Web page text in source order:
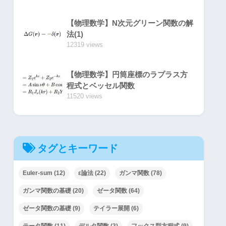
【物理数学】N次元グリーン関数の解
法(1)
12319 views
【物理数学】円筒座標のラプラス方
程式とベッセル関数
11520 views
タグとキーワード
Euler-sum (12) ε論法 (22) ガンマ関数 (78)
ガンマ関数の基礎 (20) ゼータ関数 (64)
ゼータ関数の基礎 (9) テイラー展開 (6)